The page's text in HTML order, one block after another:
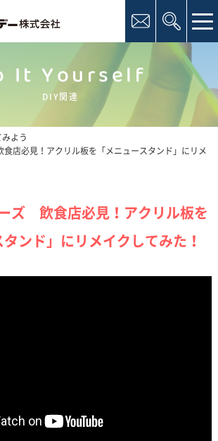
It Yourself
DIY関連
よう
店必見！アクリル板を「メニュースタンド」にリメ
ズ 飲食店必見！アクリル板を
タンド」にリメイクしてみた！